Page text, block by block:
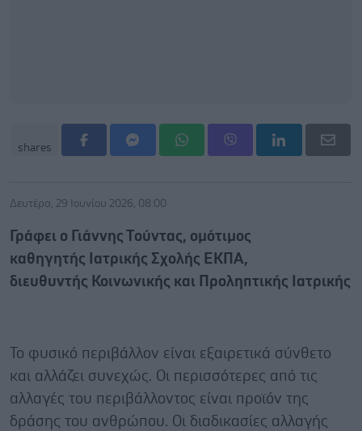
shares
Δευτέρα, 29 Ιουνίου 2026, 08:00
Γράφει ο Γιάννης Τούντας, ομότιμος
καθηγητής
Ιατρικής Σχολής ΕΚΠΑ,
διευθυντής Κοινωνικής και Προληπτικής Ιατρικής
Το φυσικό περιβάλλον είναι εξαιρετικά σύνθετο
και αλλάζει συνεχώς. Οι περισσότερες από τις
αλλαγές του περιβάλλοντος είναι προϊόν της
δράσης του ανθρώπου. Οι διαδικασίες αλλαγής